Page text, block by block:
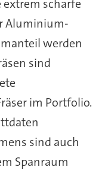
scharfe
Aluminium-
werden
sind
im Portfolio.
sind auch
Spanraum